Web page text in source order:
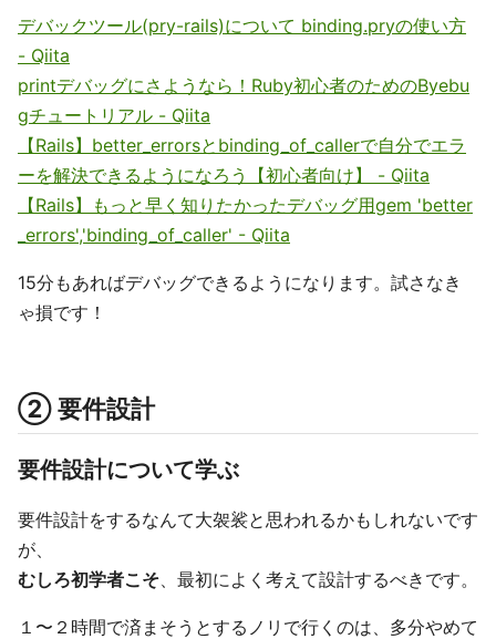
デバックツール(pry-rails)について binding.pryの使い方
- Qiita
printデバッグにさようなら！Ruby初心者のためのByebu
gチュートリアル - Qiita
【Rails】better_errorsとbinding_of_callerで自分でエラ
ーを解決できるようになろう【初心者向け】 - Qiita
【Rails】もっと早く知りたかったデバッグ用gem 'better
_errors','binding_of_caller' - Qiita
15分もあればデバッグできるようになります。試さなき
ゃ損です！
② 要件設計
要件設計について学ぶ
要件設計をするなんて大袈裟と思われるかもしれないです
が、
むしろ初学者こそ、最初によく考えて設計するべきです。
１〜２時間で済まそうとするノリで行くのは、多分やめて